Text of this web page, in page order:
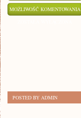
MOŻLIWOŚĆ KOMENTOWANIA
POSTED BY ADMIN